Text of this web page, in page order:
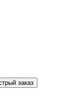
заказ